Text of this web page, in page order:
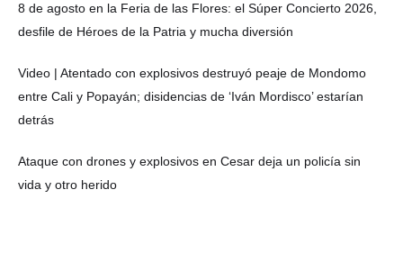
8 de agosto en la Feria de las Flores: el Súper Concierto 2026,
desfile de Héroes de la Patria y mucha diversión
Video | Atentado con explosivos destruyó peaje de Mondomo
entre Cali y Popayán; disidencias de ‘Iván Mordisco’ estarían
detrás
Ataque con drones y explosivos en Cesar deja un policía sin
vida y otro herido